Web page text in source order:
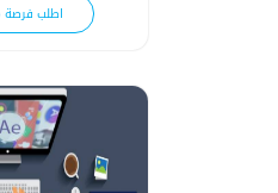
اطلب